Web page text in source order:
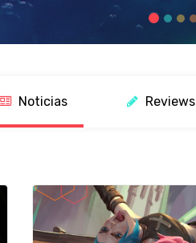
Noticias Reviews